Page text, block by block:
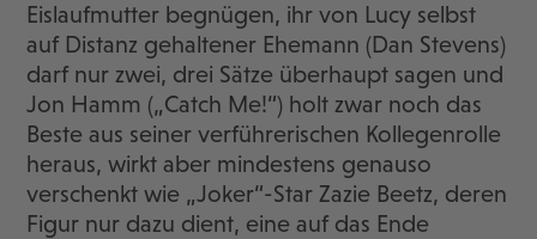
Eislaufmutter begnügen, ihr von Lucy selbst
auf Distanz gehaltener Ehemann (Dan Stevens)
darf nur zwei, drei Sätze überhaupt sagen und
Jon Hamm („Catch Me!“) holt zwar noch das
Beste aus seiner verführerischen Kollegenrolle
heraus, wirkt aber mindestens genauso
verschenkt wie „Joker“-Star Zazie Beetz, deren
Figur nur dazu dient, eine auf das Ende